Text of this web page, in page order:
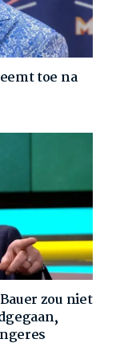
toe na
zou niet